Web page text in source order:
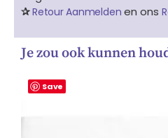
✰Retour Aanmelden en ons
Je zou ook kunnen
Save